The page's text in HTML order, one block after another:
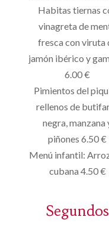
Habitas tiernas
vinagreta de
fresca con viruta
jamón ibérico y
6.00 €
Pimientos del
rellenos de
negra, manzana
piñones 6.50 €
Menú infantil:
cubana 4.50 €
Segundos